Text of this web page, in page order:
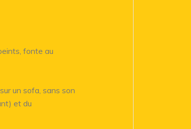
fonte au
un sofa, sans son
et du